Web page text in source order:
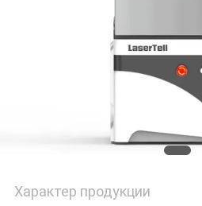
Характер продукции